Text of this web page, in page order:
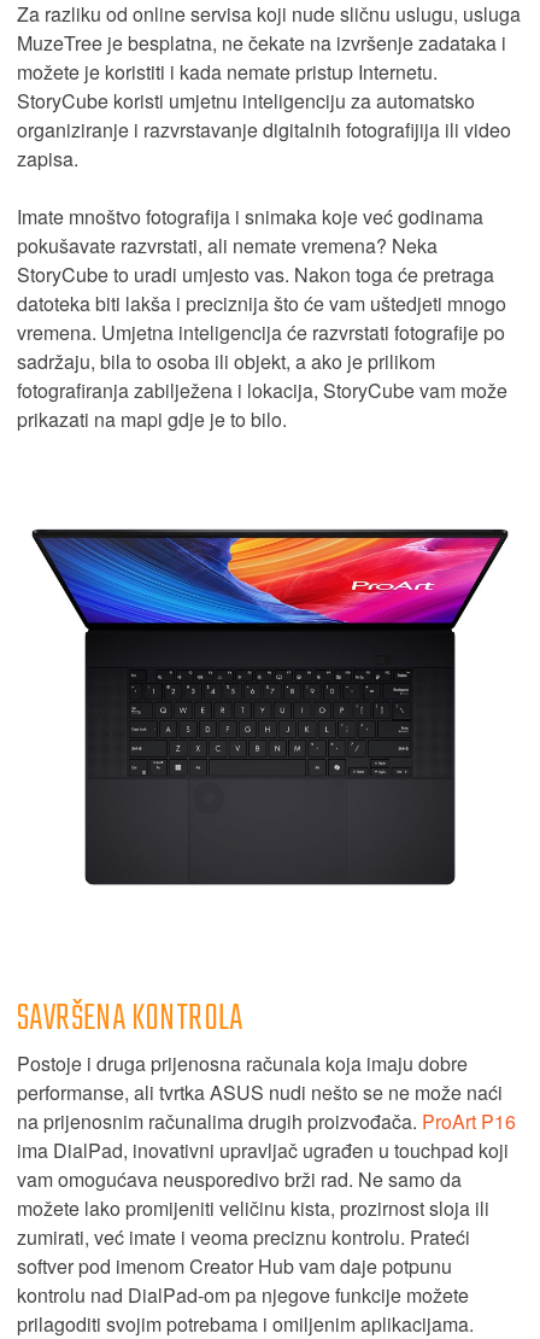
Za razliku od online servisa koji nude sličnu uslugu, usluga
MuzeTree je besplatna, ne čekate na izvršenje zadataka i
možete je koristiti i kada nemate pristup Internetu.
StoryCube koristi umjetnu inteligenciju za automatsko
organiziranje i razvrstavanje digitalnih fotografijija ili video
zapisa.
Imate mnoštvo fotografija i snimaka koje već godinama
pokušavate razvrstati, ali nemate vremena? Neka
StoryCube to uradi umjesto vas. Nakon toga će pretraga
datoteka biti lakša i preciznija što će vam uštedjeti mnogo
vremena. Umjetna inteligencija će razvrstati fotografije po
sadržaju, bila to osoba ili objekt, a ako je prilikom
fotografiranja zabilježena i lokacija, StoryCube vam može
prikazati na mapi gdje je to bilo.
SAVRŠENA KONTROLA
Postoje i druga prijenosna računala koja imaju dobre
performanse, ali tvrtka ASUS nudi nešto se ne može naći
na prijenosnim računalima drugih proizvođača. ProArt P16
ima DialPad, inovativni upravljač ugrađen u touchpad koji
vam omogućava neusporedivo brži rad. Ne samo da
možete lako promijeniti veličinu kista, prozirnost sloja ili
zumirati, već imate i veoma preciznu kontrolu. Prateći
softver pod imenom Creator Hub vam daje potpunu
kontrolu nad DialPad-om pa njegove funkcije možete
prilagoditi svojim potrebama i omiljenim aplikacijama.